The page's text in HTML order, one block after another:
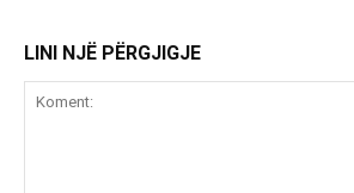
LINI NJË PËRGJIGJE